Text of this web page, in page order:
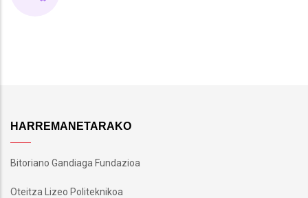
HARREMANETARAKO
Bitoriano Gandiaga Fundazioa
Oteitza Lizeo Politeknikoa